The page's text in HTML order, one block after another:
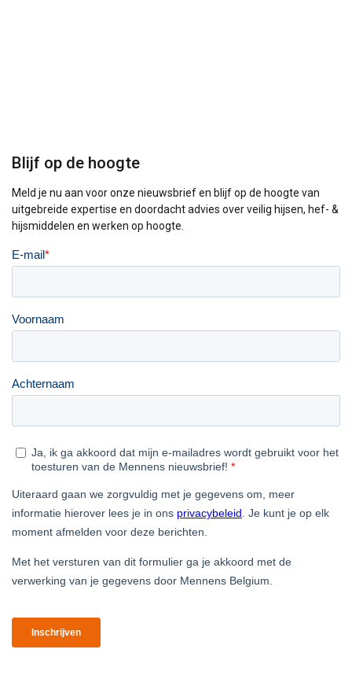
Blijf op de hoogte
Meld je nu aan voor onze nieuwsbrief en blijf op de hoogte van
uitgebreide expertise en doordacht advies over veilig hijsen, hef- &
hijsmiddelen en werken op hoogte.